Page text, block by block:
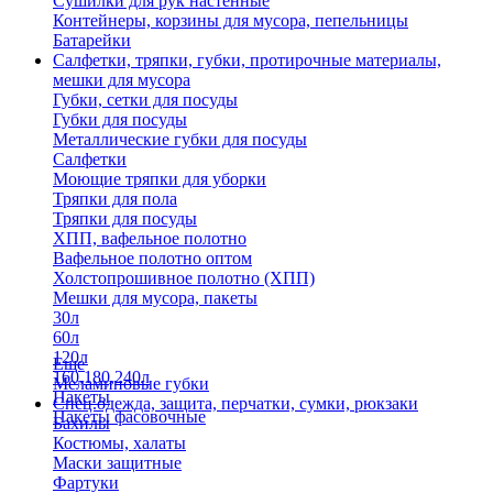
Контейнеры, корзины для мусора, пепельницы
Батарейки
Салфетки, тряпки, губки, протирочные материалы,
мешки для мусора
Губки, сетки для посуды
Губки для посуды
Металлические губки для посуды
Салфетки
Моющие тряпки для уборки
Тряпки для пола
Тряпки для посуды
ХПП, вафельное полотно
Вафельное полотно оптом
Холстопрошивное полотно (ХПП)
Мешки для мусора, пакеты
30л
60л
120л
160,180,240л
Пакеты
Пакеты фасовочные
Еще
Меламиновые губки
Спец.одежда, защита, перчатки, сумки, рюкзаки
Бахилы
Костюмы, халаты
Маски защитные
Фартуки